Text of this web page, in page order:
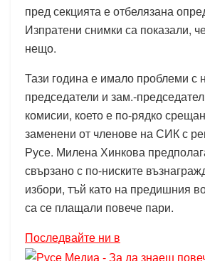
пред секцията е отбелязана
Изпратени снимки са показали,
нещо.
Тази година е имало проблеми с
председатели и зам.-
комисии, което е по-рядко
заменени от членове на СИК с
Русе. Милена Хинкова
свързано с по-ниските
избори, тъй като на предишния
са се плащали повече пари.
Последвайте ни в